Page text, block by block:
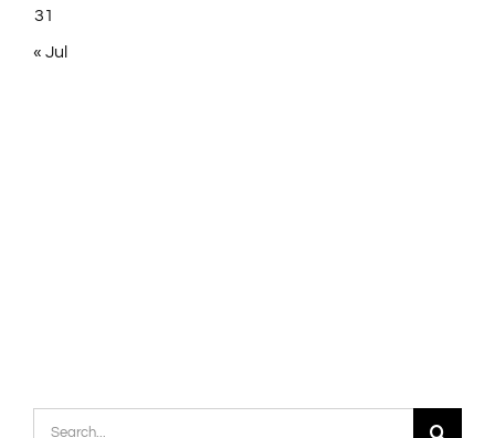
31
« Jul
Search